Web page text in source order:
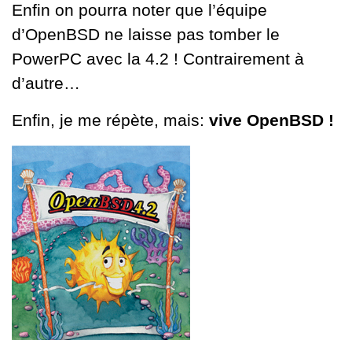
Enfin on pourra noter que l’équipe
d’OpenBSD ne laisse pas tomber le
PowerPC avec la 4.2 ! Contrairement à
d’autre…
Enfin, je me répète, mais: vive OpenBSD !